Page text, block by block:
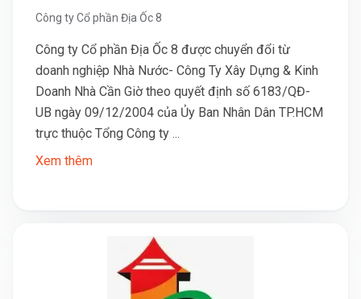
Công ty Cổ phần Địa Ốc 8
Công ty Cổ phần Địa Ốc 8 được chuyển đổi từ
doanh nghiệp Nhà Nước- Công Ty Xây Dựng & Kinh
Doanh Nhà Cần Giờ theo quyết định số 6183/QĐ-
UB ngày 09/12/2004 của Ủy Ban Nhân Dân TP.HCM
trực thuộc Tổng Công ty ...
Xem thêm